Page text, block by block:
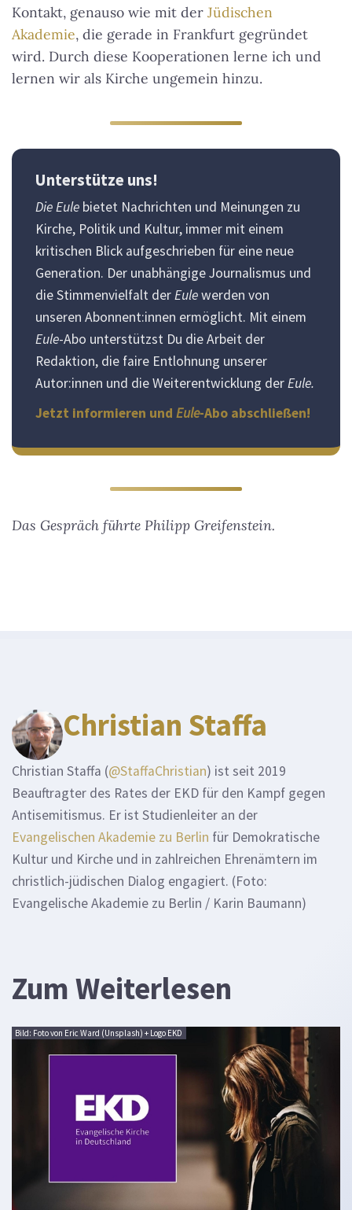
Kontakt, genauso wie mit der Jüdischen
Akademie, die gerade in Frankfurt gegründet
wird. Durch diese Kooperationen lerne ich und
lernen wir als Kirche ungemein hinzu.
Unterstütze uns!
Die Eule bietet Nachrichten und Meinungen zu
Kirche, Politik und Kultur, immer mit einem
kritischen Blick aufgeschrieben für eine neue
Generation. Der unabhängige Journalismus und
die Stimmenvielfalt derEulewerden von
unseren Abonnent:innen ermöglicht. Mit einem
Eule-Abo unterstützst Du die Arbeit der
Redaktion, die faire Entlohnung unserer
Autor:innen und die Weiterentwicklung derEule.
Jetzt informieren und Eule-Abo abschließen!
Das Gespräch führte Philipp Greifenstein.
Christian Staffa
Christian Staffa (@StaffaChristian) ist seit 2019
Beauftragter des Rates der EKD für den Kampf gegen
Antisemitismus. Er ist Studienleiter an der
Evangelischen Akademie zu Berlin für Demokratische
Kultur und Kirche und in zahlreichen Ehrenämtern im
christlich-jüdischen Dialog engagiert. (Foto:
Evangelische Akademie zu Berlin / Karin Baumann)
Zum Weiterlesen
Bild: Foto von Eric Ward (Unsplash) + Logo EKD